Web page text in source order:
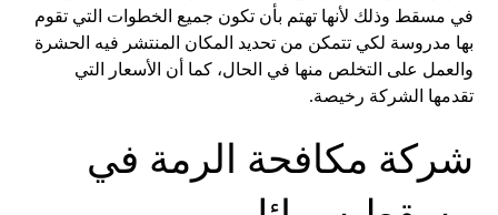
في مسقط وذلك لأنها تهتم بأن تكون جميع الخطوات التي تقوم
بها مدروسة لكي تتمكن من تحديد المكان المنتشر فيه الحشرة
والعمل على التخلص منها في الحال، كما أن الأسعار التي
تقدمها الشركة رخيصة.
شركة مكافحة الرمة في